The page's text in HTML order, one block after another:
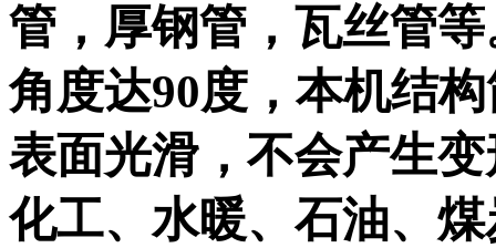
管，厚钢管，瓦丝管
角度达90度，本机结
表面光滑，不会产生
化工、水暖、石油、